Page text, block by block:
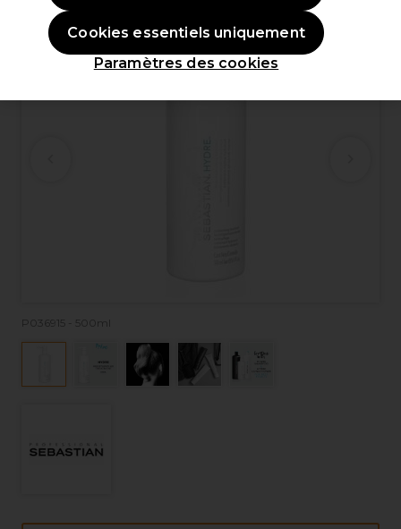
P036915 - 500ml
Paramètres des cookies
Cookies essentiels uniquement